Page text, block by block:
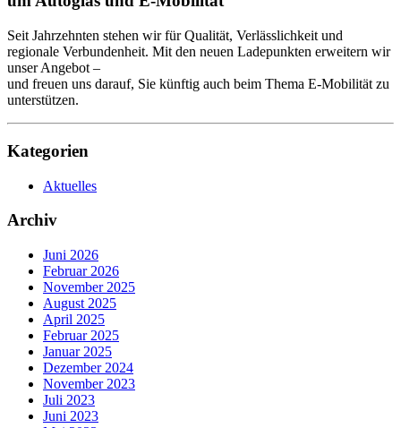
Seit Jahrzehnten stehen wir für Qualität, Verlässlichkeit und
regionale Verbundenheit. Mit den neuen Ladepunkten erweitern wir
unser Angebot –
und freuen uns darauf, Sie künftig auch beim Thema E‑Mobilität zu
unterstützen.
Kategorien
Aktuelles
Archiv
Juni 2026
Februar 2026
November 2025
August 2025
April 2025
Februar 2025
Januar 2025
Dezember 2024
November 2023
Juli 2023
Juni 2023